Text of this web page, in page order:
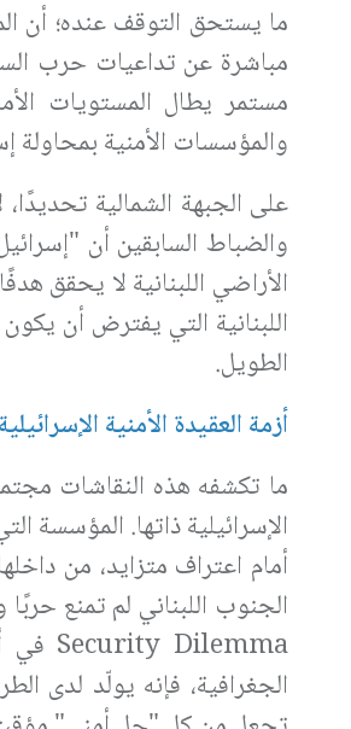
ما يستحق التوقف عنده؛ أن
مستمر يطال المستويات
والمؤسسات الأمنية
على الجبهة الشمالية
والضباط السابقين أن
الأراضي اللبنانية لا يحقق
اللبنانية التي يفترض أن
الطويل.
أزمة العقيدة الأمنية الإسرائيلية
ما تكشفه هذه النقاشات
الإسرائيلية ذاتها. المؤسسة
أمام اعتراف متزايد، من
الجنوب اللبناني لم تمنع
Security Dilemma في
الجغرافية، فإنه يولّد لدى